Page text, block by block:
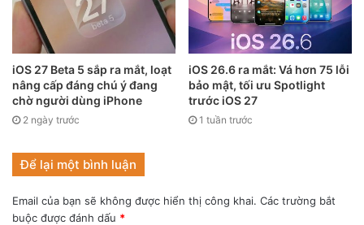
lõi GPU.
Bạn thích thiết kế đục lỗ trên các mẫu iPhone mới chứ?
iOS 27 Beta 5 sắp ra mắt, loạt
nâng cấp đáng chú ý đang
chờ người dùng iPhone
2 ngày trước
iOS 26.6 ra mắt: Vá hơn 75 lỗi
bảo mật, tối ưu Spotlight
trước iOS 27
1 tuần trước
Để lại một bình luận
Email của bạn sẽ không được hiển thị công khai. Các trường bắt
buộc được đánh dấu *